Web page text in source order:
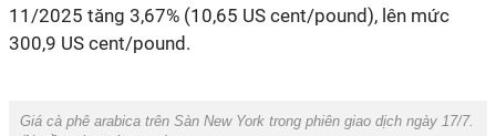
11/2025 tăng 3,67% (10,65 US cent/pound), lên mức
300,9 US cent/pound.
Giá cà phê arabica trên Sàn New York trong phiên giao dịch ngày 17/7.